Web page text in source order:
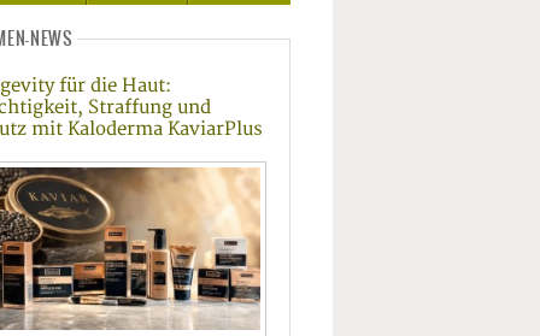
MEDIZIN UND PHARMA
BEAUTY UND PFLEGE
SPORT UND FITNESS
WELLNESS UND REISEN
NEWS
für die Haut:
Straffung und
mit Kaloderma KaviarPlus